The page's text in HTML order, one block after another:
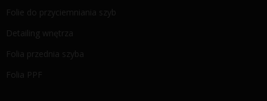
Folie do przyciemniania szyb
Detailing wnętrza
Folia przednia szyba
Folia PPF